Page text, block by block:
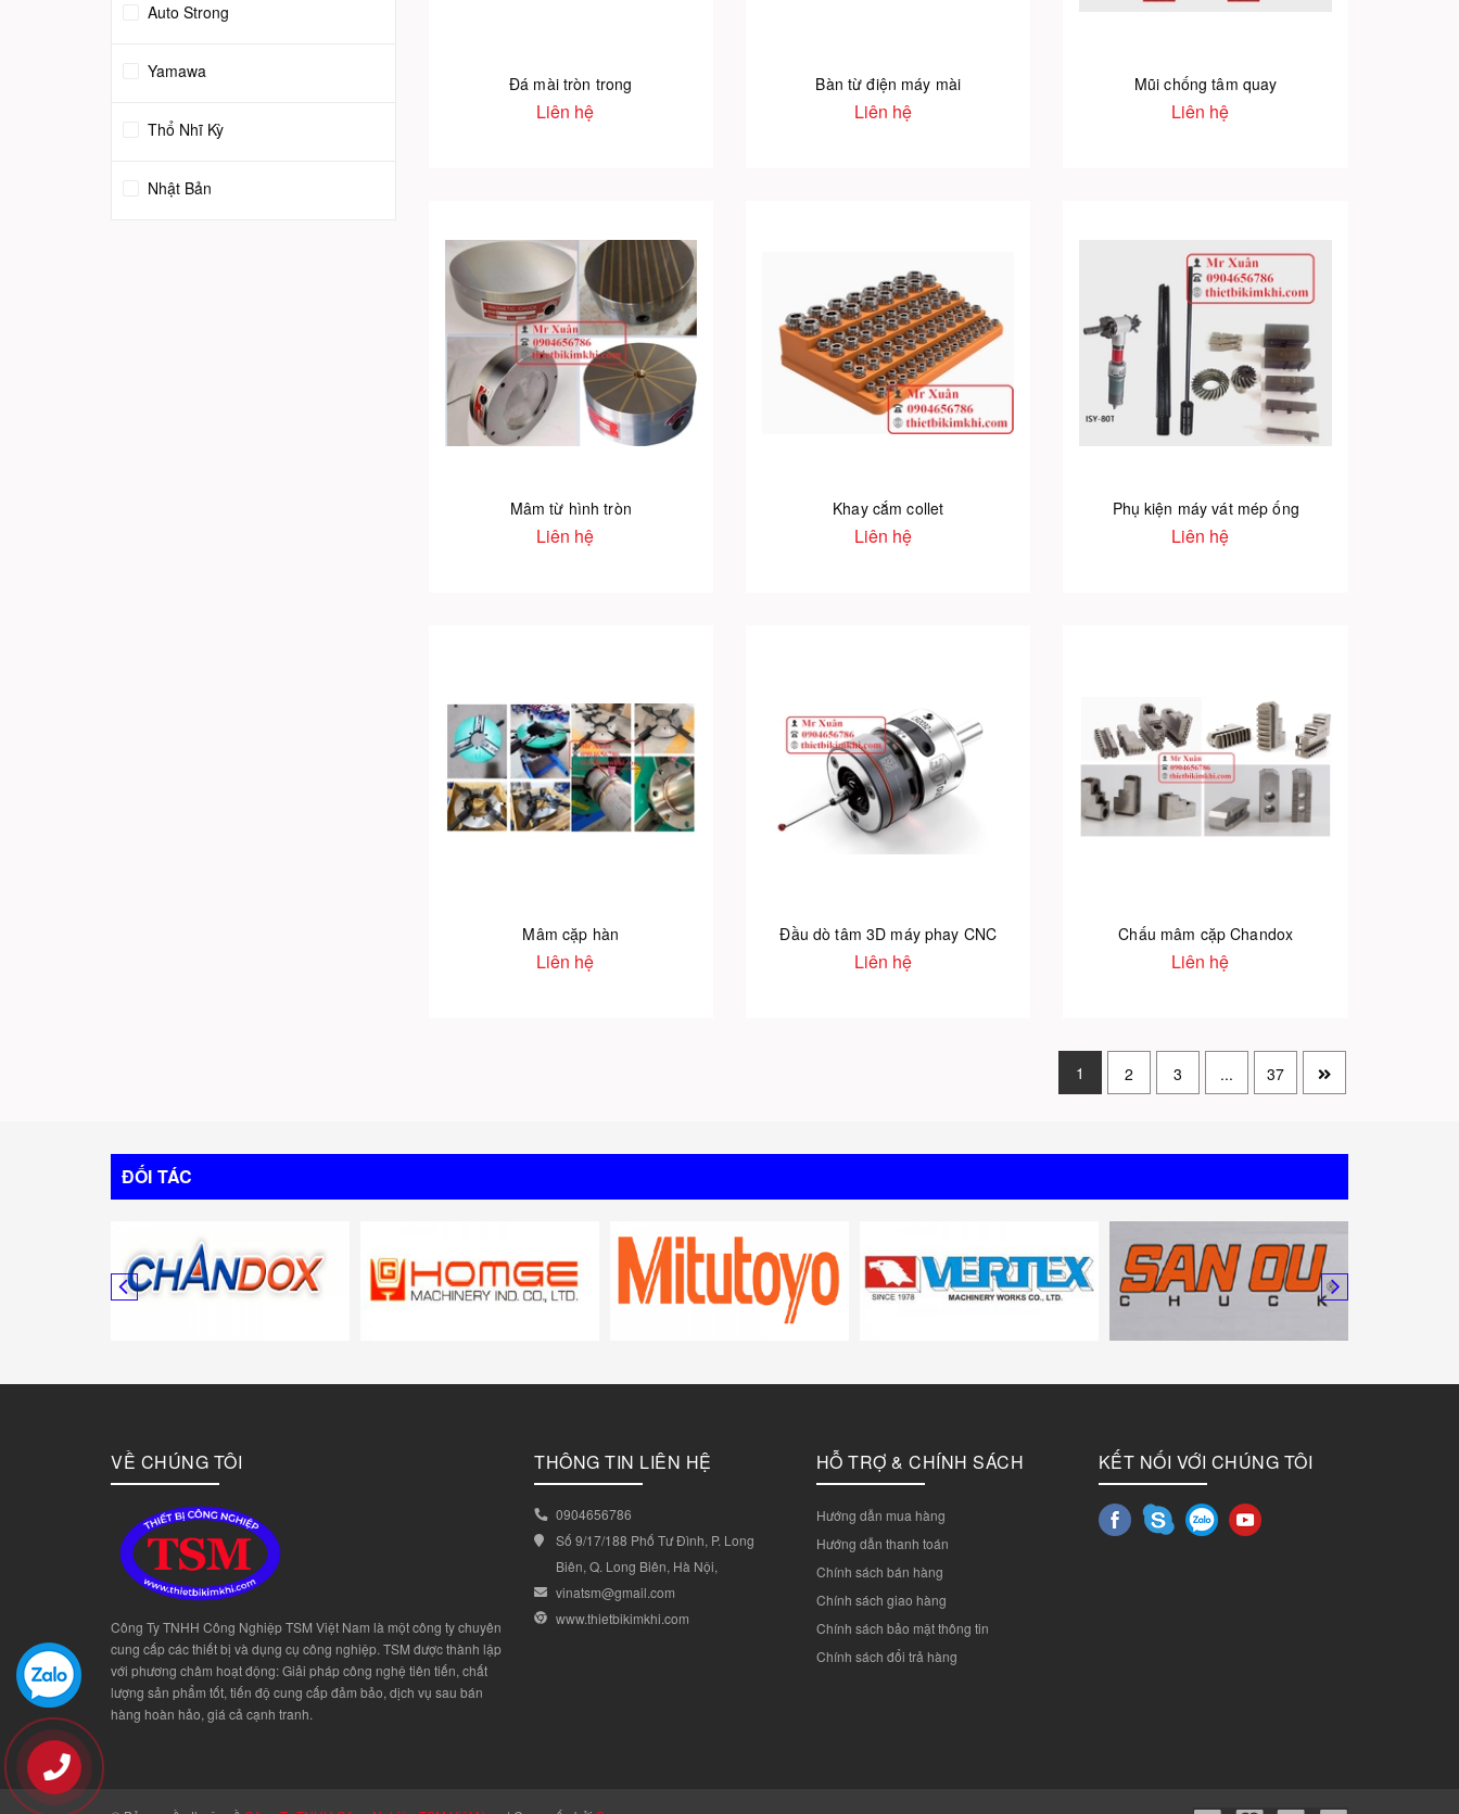
Đá mài tròn trong
Liên hệ
Bàn từ điện máy mài
Liên hệ
Mũi chống tâm quay
Liên hệ
Mâm từ hình tròn
Liên hệ
Khay cắm collet
Liên hệ
Phụ kiện máy vát mép ống
Liên hệ
Mâm cặp hàn
Liên hệ
Đầu dò tâm 3D máy phay CNC
Liên hệ
Chấu mâm cặp Chandox
Liên hệ
1 2 3 ... 37
Auto Strong
Yamawa
Thổ Nhĩ Kỳ
Nhật Bản
ĐỐI TÁC
VỀ CHÚNG TÔI
Công Ty TNHH Công Nghiệp TSM Việt Nam là một công ty chuyên
cung cấp các thiết bị và dụng cụ công nghiệp. TSM được thành lập
với phương châm hoạt động: Giải pháp công nghệ tiên tiến, chất
lượng sản phẩm tốt, tiến độ cung cấp đảm bảo, dịch vụ sau bán
hàng hoàn hảo, giá cả cạnh tranh.
THÔNG TIN LIÊN HỆ
0904656786
Số 9/17/188 Phố Tư Đình, P. Long
Biên, Q. Long Biên, Hà Nội,
vinatsm@gmail.com
www.thietbikimkhi.com
HỖ TRỢ & CHÍNH SÁCH
Hướng dẫn mua hàng
Hướng dẫn thanh toán
Chính sách bán hàng
Chính sách giao hàng
Chính sách bảo mật thông tin
Chính sách đổi trả hàng
KẾT NỐI VỚI CHÚNG TÔI